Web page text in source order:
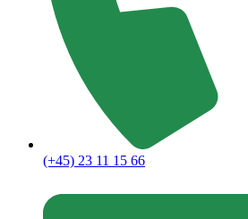
(+45) 23 11 15 66